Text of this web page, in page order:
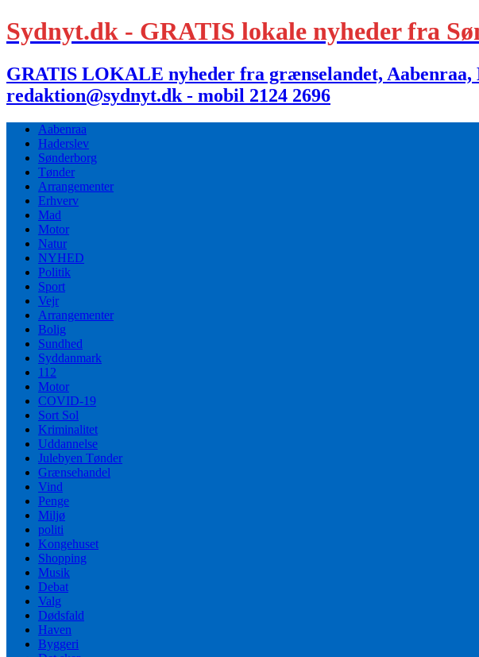
Sydnyt.dk - GRATIS lokale nyheder fra
GRATIS LOKALE nyheder fra grænselandet, Aabenraa,
redaktion@sydnyt.dk - mobil 2124 2696
Aabenraa
Haderslev
Sønderborg
Tønder
Arrangementer
Erhverv
Mad
Motor
Natur
NYHED
Politik
Sport
Vejr
Arrangementer
Bolig
Sundhed
Syddanmark
112
Motor
COVID-19
Sort Sol
Kriminalitet
Uddannelse
Julebyen Tønder
Grænsehandel
Vind
Penge
Miljø
politi
Kongehuset
Shopping
Musik
Debat
Valg
Dødsfald
Haven
Byggeri